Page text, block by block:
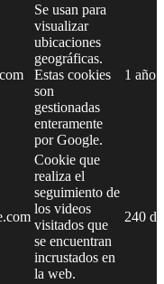
Se usan para
visualizar
ubicaciones
geográficas.
Estas cookies
son
gestionadas
enteramente
por Google.
1 año
Cookie que
realiza el
seguimiento de
los videos
visitados que
se encuentran
incrustados en
la web.
240